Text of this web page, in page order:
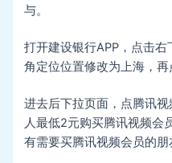
与。
打开建设银行APP，点击
角定位位置修改为上海，再
进去后下拉页面，点腾讯
人最低2元购买腾讯视频会
有需要买腾讯视频会员的朋